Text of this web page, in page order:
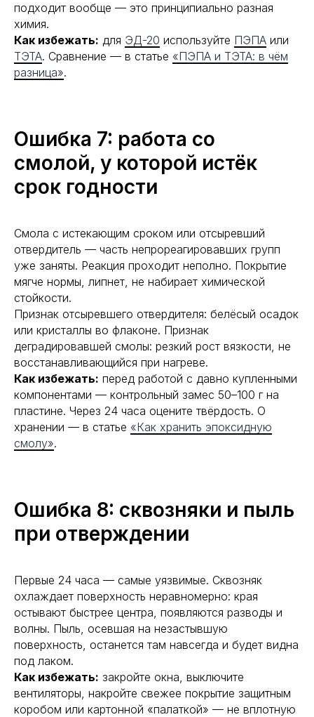
подходит вообще — это принципиально разная
химия.
Как избежать: для ЭД-20 используйте ПЭПА или
ТЭТА. Сравнение — в статье «ПЭПА и ТЭТА: в чём
разница».
Ошибка 7: работа со
смолой, у которой истёк
срок годности
Смола с истекающим сроком или отсыревший
отвердитель — часть непрореагировавших групп
уже заняты. Реакция проходит неполно. Покрытие
мягче нормы, липнет, не набирает химической
стойкости.
Признак отсыревшего отвердителя: белёсый осадок
или кристаллы во флаконе. Признак
деградировавшей смолы: резкий рост вязкости, не
восстанавливающийся при нагреве.
Как избежать: перед работой с давно купленными
компонентами — контрольный замес 50–100 г на
пластине. Через 24 часа оцените твёрдость. О
хранении — в статье «Как хранить эпоксидную
смолу».
Ошибка 8: сквозняки и пыль
при отверждении
Первые 24 часа — самые уязвимые. Сквозняк
охлаждает поверхность неравномерно: края
остывают быстрее центра, появляются разводы и
волны. Пыль, осевшая на незастывшую
поверхность, останется там навсегда и будет видна
под лаком.
Как избежать: закройте окна, выключите
вентиляторы, накройте свежее покрытие защитным
коробом или картонной «палаткой» — не вплотную